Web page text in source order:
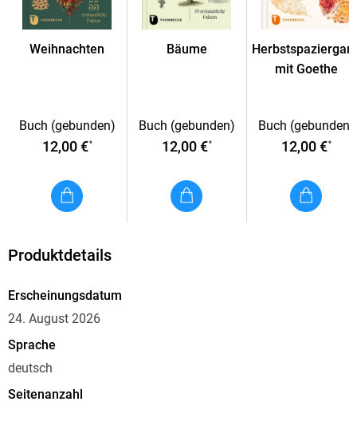
Weihnachten
Buch (gebunden)
12,00 €*
Bäume
Buch (gebunden)
12,00 €*
mit Goethe
Buch (gebunden)
12,00 €*
Produktdetails
Erscheinungsdatum
24. August 2026
Sprache
deutsch
Seitenanzahl